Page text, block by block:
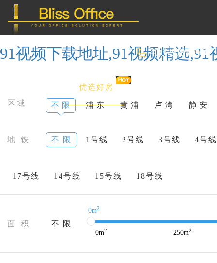
91视频下载地址,91视频精选
400-8090-660
优选好房
区域 不 限 浦 东 黄 浦 卢 湾 静 安
地 铁 不 限 1号线 2号线 3号线 4号线
17号线 14号线 15号线 18号线
面 积 不 限
0m2
0m2 250m2